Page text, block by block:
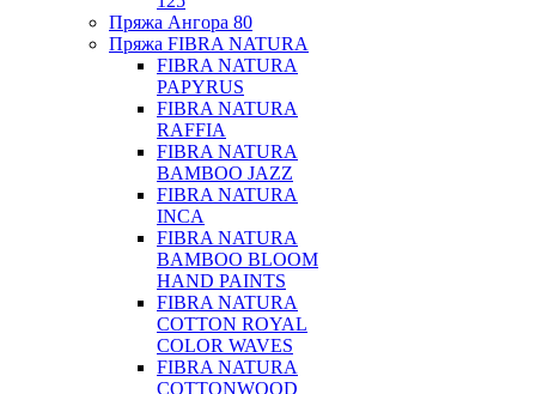
Пряжа Ангора 80
Пряжа FIBRA NATURA
FIBRA NATURA
PAPYRUS
FIBRA NATURA
RAFFIA
FIBRA NATURA
BAMBOO JAZZ
FIBRA NATURA
INCA
FIBRA NATURA
BAMBOO BLOOM
HAND PAINTS
FIBRA NATURA
COTTON ROYAL
COLOR WAVES
FIBRA NATURA
COTTONWOOD